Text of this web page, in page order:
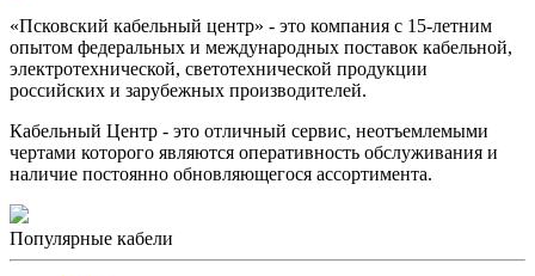
«Псковский кабельный центр» - это компания с 15-летним
опытом федеральных и международных поставок кабельной,
электротехнической, светотехнической продукции
российских и зарубежных производителей.
Кабельный Центр - это отличный сервис, неотъемлемыми
чертами которого являются оперативность обслуживания и
наличие постоянно обновляющегося ассортимента.
Популярные кабели